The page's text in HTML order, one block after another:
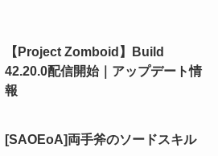
【Project Zomboid】Build
42.20.0配信開始｜アップデート情
報
[SAOEoA]両手斧のソードスキル